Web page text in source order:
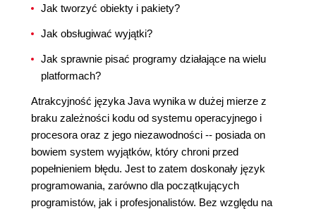
Jak tworzyć obiekty i pakiety?
Jak obsługiwać wyjątki?
Jak sprawnie pisać programy działające na wielu
platformach?
Atrakcyjność języka Java wynika w dużej mierze z
braku zależności kodu od systemu operacyjnego i
procesora oraz z jego niezawodności -- posiada on
bowiem system wyjątków, który chroni przed
popełnieniem błędu. Jest to zatem doskonały język
programowania, zarówno dla początkujących
programistów, jak i profesjonalistów. Bez względu na